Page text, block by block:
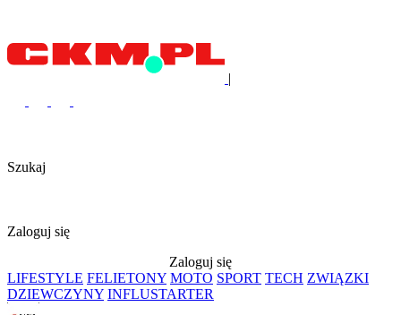
|
Szukaj
Zaloguj się
Zaloguj się
LIFESTYLE FELIETONY MOTO SPORT TECH ZWIĄZKI
DZIEWCZYNY INFLUSTARTER